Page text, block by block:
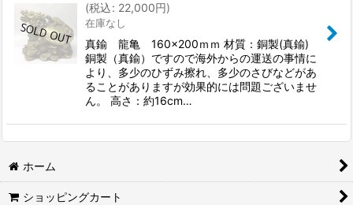
(税込: 22,000円)
在庫なし
真鍮 龍亀 160×200ｍｍ 材質：銅製(真鍮)
銅製（真鍮）ですので海外からの運送の事情に
より、多少のひずみ擦れ、多少のさびなどがあ
ることがありますが効果的には問題ございませ
ん。 高さ：約16cm…
ホーム
ショッピングカート